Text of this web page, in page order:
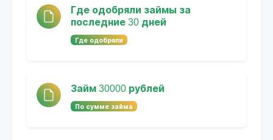
Где одобряли займы за
последние 30 дней
Где одобряли
Займ 30000 рублей
По сумме займа